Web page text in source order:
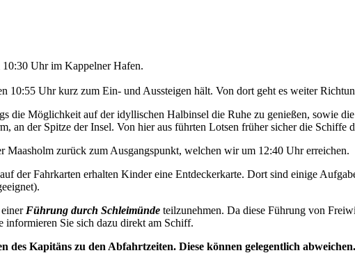
Uhr im Kappelner Hafen.
10:55 Uhr kurz zum Ein- und Aussteigen hält. Von dort geht es weiter
die Möglichkeit auf der idyllischen Halbinsel die Ruhe zu genießen, sowie
an der Spitze der Insel. Von hier aus führten Lotsen früher sicher die Schiffe
zurück zum Ausgangspunkt, welchen wir um 12:40 Uhr erreichen.
der Fahrkarten erhalten Kinder eine Entdeckerkarte. Dort sind einige
Führung durch Schleimünde teilzunehmen. Da diese Führung von
Sie sich dazu direkt am Schiff.
des Kapitäns zu den Abfahrtzeiten. Diese können gelegentlich abweichen.